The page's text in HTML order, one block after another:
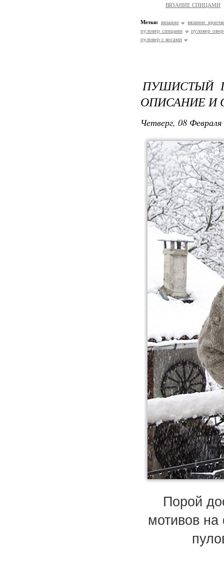
ВЯЗАНИЕ СПИЦАМИ
Метки: вязание
вязание
пуловер спицами
пуловер
пуловер с косами
ПУШИСТЫЙ
ОПИСАНИЕ И
Четверг, 08
Порой
мотивов